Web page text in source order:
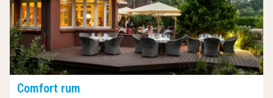
Comfort rum